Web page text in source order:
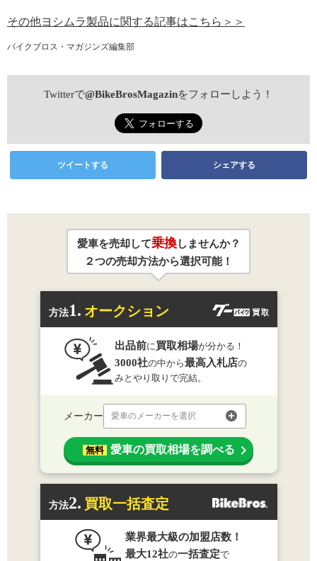
その他ヨシムラ製品に関する記事はこちら＞＞
バイクブロス・マガジンズ編集部
Twitterで@BikeBrosMagazinをフォローしよう！
ツイートする シェアする
愛車を売却して乗換しませんか？
２つの売却方法から選択可能！
方法1. オークション
出品前に買取相場が分かる！
3000社の中から最高入札店の
みとやり取りで完結。
メーカー 愛車のメーカーを選択
無料 愛車の買取相場を調べる
方法2. 買取一括査定
業界最大級の加盟店数！
最大12社の一括査定で